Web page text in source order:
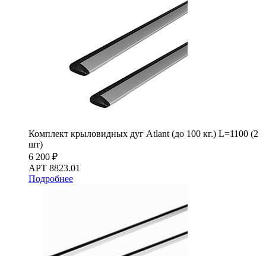
Комплект крыловидных дуг Atlant (до 100 кг.) L=1100 (2
шт)
6 200 ₽
АРТ 8823.01
Подробнее